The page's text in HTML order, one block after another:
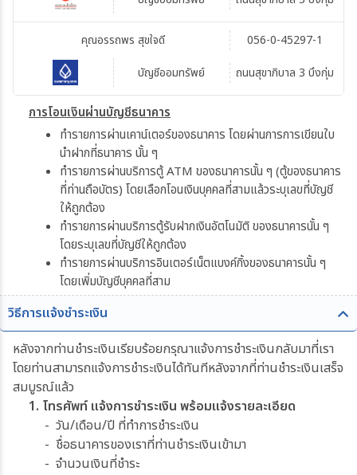
บัญชีออมทรัพย์
คุณอรรถพร สุขใจดี
ถนนสุขาภิบาล 3 บึงกุ่ม
056-0-45297-1
การโอนเงินผ่านบัญชีธนาคาร
ทำรายการผ่านเคาน์เตอร์ของธนาคาร โดยผ่านการการเขียนใบ
นำฝากที่ธนาคาร นั้น ๆ
ทำรายการผ่านบริการตู้ ATM ของธนาคารนั้น ๆ (ตู้ของธนาคาร
ที่ท่านถือบัตร) โดยเลือกโอนเงินบุคคลที่สามแล้วระบุเลขที่บัญชี
ให้ถูกต้อง
ทำรายการผ่านบริการตู้รับฝากเงินอัตโนมัติ ของธนาคารนั้น ๆ
โดยระบุเลขที่บัญชีให้ถูกต้อง
ทำรายการผ่านบริการอินเตอร์เน็ตแบงค์กิ้งของธนาคารนั้น ๆ
โดยเพิ่มบัญชีบุคคลที่สาม
วิธีการแจ้งชำระเงิน
หลังจากท่านชำระเงินเรียบร้อยกรุณาแจ้งการชำระเงินกลับมาที่เรา
โดยท่านสามารถแจ้งการชำระเงินได้ทันทีหลังจากที่ท่านชำระเงินเสร็จ
สมบูรณ์แล้ว
1. โทรศัพท์ แจ้งการชำระเงิน พร้อมแจ้งรายละเอียด
- วัน/เดือน/ปี ที่ทำการชำระเงิน
- ชื่อธนาคารของเราที่ท่านชำระเงินเข้ามา
- จำนวนเงินที่ชำระ